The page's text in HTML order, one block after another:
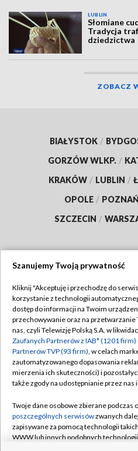
LUBLIN
Słomiane
Tradycja
dziedzictwa
ZOBACZ
BIAŁYSTOK /
GORZÓW WLKP. /
KRAKÓW / LUBLIN /
OPOLE / POZNAŃ
SZCZECIN /
Abonament TVP
Emisja w TVP
Centrum informacji TVP
Naziemna Telewizja Cyfrowa
Rada Programowa
System NOS
Polityka
Moje
Szanujemy Twoją prywatność
Kliknij "Akceptuję i przechodzę do
korzystanie z technologii
dostęp do informacji na Twoim
przechowywanie oraz na przetwarzanie
nas, czyli Telewizję Polską S.A. w
Zaufanych Partnerów z IAB* (1201 firm)
Partnerów TVP (93 firm), w celach
zautomatyzowanego dopasowania
mierzenia ich skuteczności) i
także zgody na udostępnianie przez nas
Twoje dane osobowe zbierane podczas
poszczególnych serwisówzwanych
zapisywane za pomocą technologii
WWW lub innych podobnych